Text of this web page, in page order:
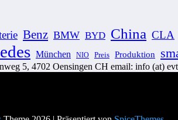
Benz BMW BYD China CLA
München NIO Preis Produktion
5, 4702 Oensingen CH email: info (at)